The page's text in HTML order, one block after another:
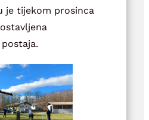
je tijekom prosinca